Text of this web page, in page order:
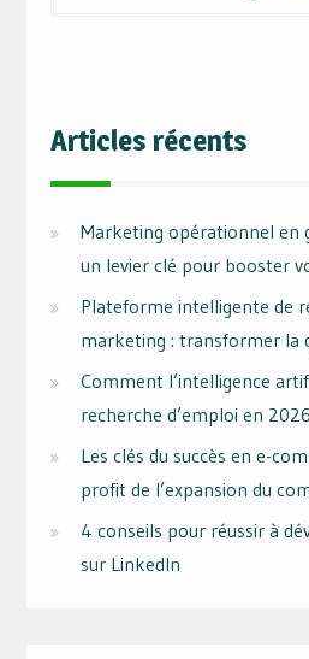
Articles récents
Marketing opérationnel en
un levier clé pour booster
Plateforme intelligente de
marketing : transformer la
Comment l’intelligence
recherche d’emploi en 2026
Les clés du succès en e-
profit de l’expansion du
4 conseils pour réussir à
sur LinkedIn